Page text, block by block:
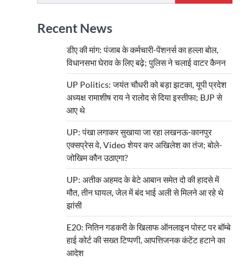
Recent News
डीए की मांग: पंजाब के कर्मचारी-पेंशनर्स का हल्ला बोल,
विधानसभा घेराव के लिए बढ़े; पुलिस ने चलाई वाटर कैनन
UP Politics: जयंत चौधरी को बड़ा झटका, यूपी प्रदेश
अध्यक्ष रामाशीष राय ने रालोद से दिया इस्तीफा; BJP से
आए थे
UP: पंखा लगाकर सुखाया जा रहा लखनऊ-कानपुर
एक्सप्रेस वे, Video शेयर कर अखिलेश का तंज; बोले-
जोखिम कौन उठाएगा?
UP: अतीक अहमद के बेटे आबान समेत दो की हादसे में
मौत, तीन घायल, जेल में बंद भाई अली से मिलने आ रहे थे
झांसी
E20: नितिन गडकरी के खिलाफ ऑनलाइन पोस्ट पर बॉम्बे
हाई कोर्ट की सख्त टिप्पणी, आपत्तिजनक कंटेंट हटाने का
आदेश